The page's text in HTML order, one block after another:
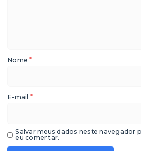
Nome*
E-mail *
Salvar meus dados neste navegador
eu comentar.